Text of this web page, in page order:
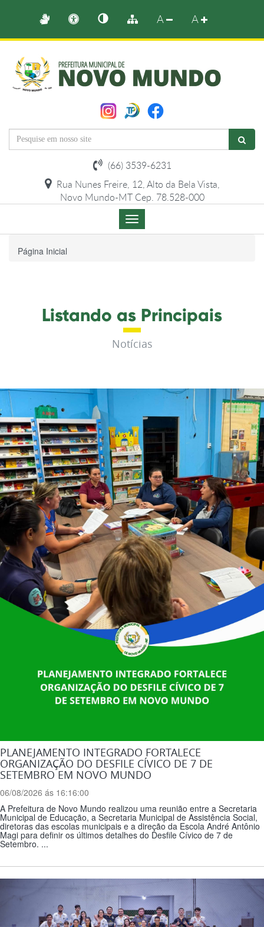
A A
(66) 3539-6231
Rua Nunes Freire, 12, Alto da Bela Vista,
Novo Mundo-MT Cep. 78.528-000
Menu
de
Página Inicial
Listando as Principais
Notícias
PLANEJAMENTO INTEGRADO FORTALECE
ORGANIZAÇÃO DO DESFILE CÍVICO DE 7 DE
SETEMBRO EM NOVO MUNDO
06/08/2026 ás 16:16:00
A Prefeitura de Novo Mundo realizou uma reunião entre a Secretaria
Municipal de Educação, a Secretaria Municipal de Assistência Social,
diretoras das escolas municipais e a direção da Escola André Antônio
Magi para definir os últimos detalhes do Desfile Cívico de 7 de
Setembro. ...